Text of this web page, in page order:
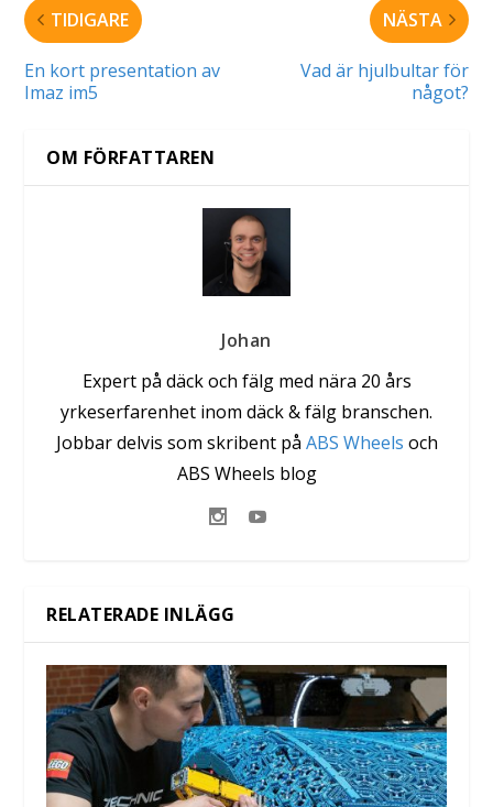
TIDIGARE
En kort presentation av
Imaz im5
NÄSTA
Vad är hjulbultar för
något?
OM FÖRFATTAREN
Johan
Expert på däck och fälg med nära 20 års
yrkeserfarenhet inom däck & fälg branschen.
Jobbar delvis som skribent på ABS Wheels och
ABS Wheels blog
RELATERADE INLÄGG